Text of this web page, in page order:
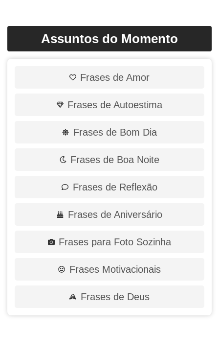
Assuntos do Momento
Frases de Amor
Frases de Autoestima
Frases de Bom Dia
Frases de Boa Noite
Frases de Reflexão
Frases de Aniversário
Frases para Foto Sozinha
Frases Motivacionais
Frases de Deus